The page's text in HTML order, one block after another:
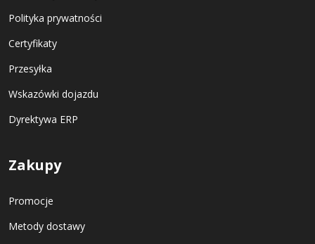
Polityka prywatności
Certyfikaty
Przesyłka
Wskazówki dojazdu
Dyrektywa ERP
Zakupy
Promocje
Metody dostawy